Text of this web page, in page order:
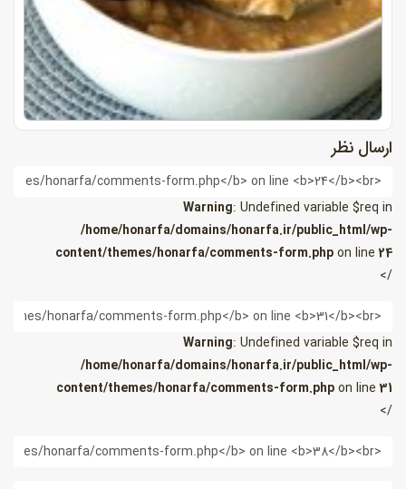
ارسال نظر
Warning: Undefined variable $req in
/home/honarfa/domains/honarfa.ir/public_html/wp-
content/themes/honarfa/comments-form.phpon line24
/>
ایمیل
Warning: Undefined variable $req in
/home/honarfa/domains/honarfa.ir/public_html/wp-
content/themes/honarfa/comments-form.phpon line31
/>